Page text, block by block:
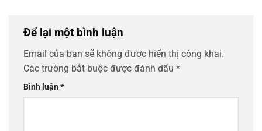
Để lại một bình luận
Email của bạn sẽ không được hiển thị công khai.
Các trường bắt buộc được đánh dấu *
Bình luận*